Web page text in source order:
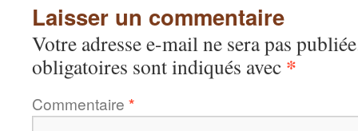
Laisser un commentaire
Votre adresse e-mail ne sera pas
obligatoires sont indiqués avec *
Commentaire *